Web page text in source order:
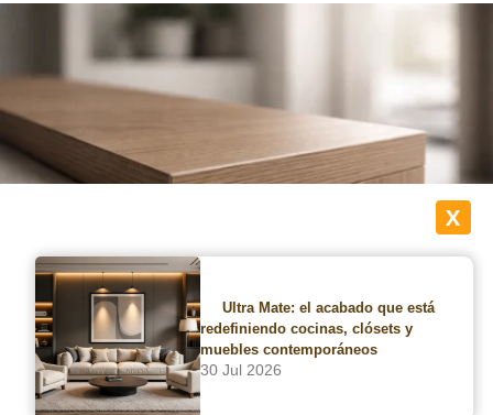
Por qué el cubrecanto puede hacer que un mueble se vea premium…
o no Por: TriplayMARKET Lun, 05/01/26 Comparte este post
X
Ultra Mate: el acabado que está
redefiniendo cocinas, clósets y
muebles contemporáneos
30 Jul 2026